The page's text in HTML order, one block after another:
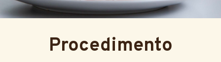
Procedimento